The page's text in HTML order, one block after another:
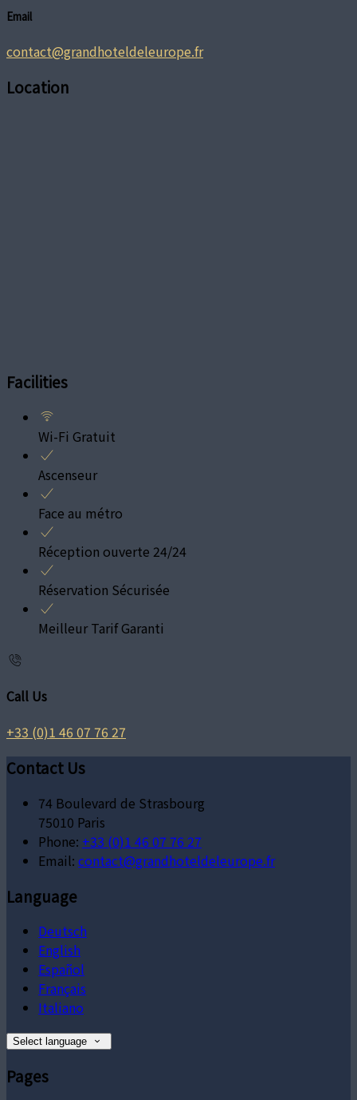
Email
contact@grandhoteldeleurope.fr
Location
Facilities
Wi-Fi Gratuit
Ascenseur
Face au métro
Réception ouverte 24/24
Réservation Sécurisée
Meilleur Tarif Garanti
Call Us
+33 (0)1 46 07 76 27
Contact Us
74 Boulevard de Strasbourg
75010 Paris
Phone: +33 (0)1 46 07 76 27
Email: contact@grandhoteldeleurope.fr
Language
Deutsch
English
Español
Français
Italiano
Select language
Pages